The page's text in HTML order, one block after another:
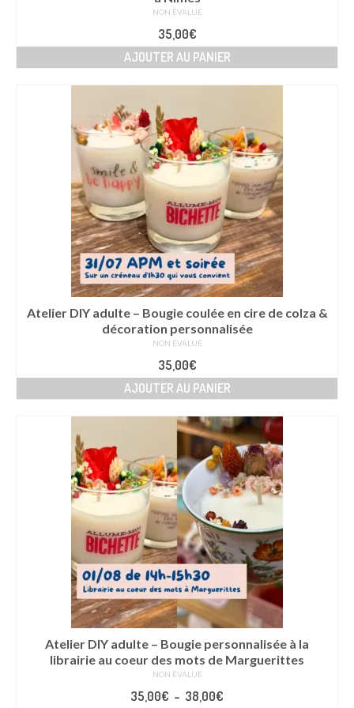
Technique artistique
Coups de coeur
Boutique
NON ÉVALUÉ
35,00€
AJOUTER AU PANIER
Atelier DIY adulte – Bougie coulée en cire de colza &
décoration personnalisée
NON ÉVALUÉ
35,00€
AJOUTER AU PANIER
Atelier DIY adulte – Bougie personnalisée à la
librairie au coeur des mots de Marguerittes
NON ÉVALUÉ
35,00€ – 38,00€